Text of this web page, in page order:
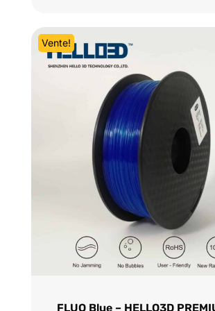
était :
$28.95.
est :
$24.95.
Vente!
FLUO Blue – HELLO3D